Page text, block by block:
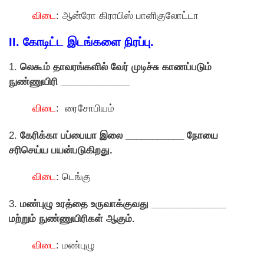
விடை : ஆன்ரோ கிராபிஸ் பானிகுலோட்டா
II. கோடிட்ட இடங்களை நிரப்பு.
1. லெகூம் தாவரங்களில் வேர் முடிச்சு காணப்படும்
நுண்ணுயிரி _____________
விடை: ரைசோபியம்
2. கேரிக்கா பப்பையா இலை ___________ நோயை
சரிசெய்ய பயன்படுகிறது.
விடை: டெங்கு
3. மண்புழு உரத்தை உருவாக்குவது ______________
மற்றும் நுண்ணுயிரிகள் ஆகும்.
விடை: மண்புழு